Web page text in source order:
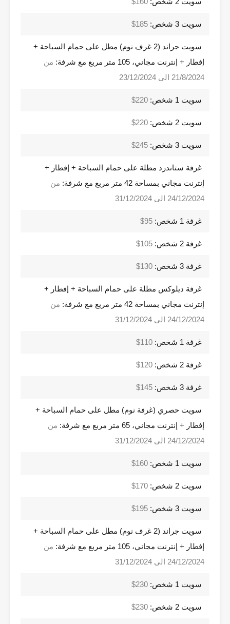
سويت 3 شخص: 185$
سويت جراند (2 غرف نوم) مطل على حمام السباحة +
إفطار + إنترنت مجاني، 105 متر مربع مع شرفة:
من
21/8/2024 الى 23/12/2024
سويت 1 شخص: 220$
سويت 2 شخص: 220$
سويت 3 شخص: 245$
غرفة ستاندرد مطلة على حمام السباحة + إفطار +
إنترنت مجاني بمساحة 42 متر مربع مع شرفة:
من
24/12/2024 الى 31/12/2024
غرفة 1 شخص: 95$
غرفة 2 شخص: 105$
غرفة 3 شخص: 130$
غرفة ديلوكس مطلة على حمام السباحة + إفطار +
إنترنت مجاني بمساحة 42 متر مربع مع شرفة:
من
24/12/2024 الى 31/12/2024
غرفة 1 شخص: 110$
غرفة 2 شخص: 120$
غرفة 3 شخص: 145$
سويت حصري (غرفة نوم) مطل على حمام السباحة +
إفطار + إنترنت مجاني، 65 متر مربع مع شرفة:
من
24/12/2024 الى 31/12/2024
سويت 1 شخص: 160$
سويت 2 شخص: 170$
سويت 3 شخص: 195$
سويت جراند (2 غرف نوم) مطل على حمام السباحة +
إفطار + إنترنت مجاني، 105 متر مربع مع شرفة:
من
24/12/2024 الى 31/12/2024
سويت 1 شخص: 230$
سويت 2 شخص: 230$